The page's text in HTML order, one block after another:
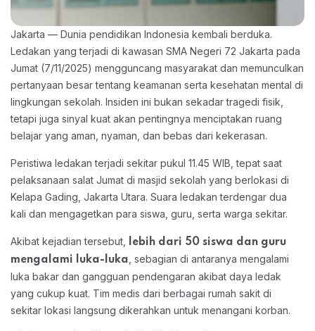
Jakarta — Dunia pendidikan Indonesia kembali berduka.
Ledakan yang terjadi di kawasan SMA Negeri 72 Jakarta pada
Jumat (7/11/2025) mengguncang masyarakat dan memunculkan
pertanyaan besar tentang keamanan serta kesehatan mental di
lingkungan sekolah. Insiden ini bukan sekadar tragedi fisik,
tetapi juga sinyal kuat akan pentingnya menciptakan ruang
belajar yang aman, nyaman, dan bebas dari kekerasan.
Peristiwa ledakan terjadi sekitar pukul 11.45 WIB, tepat saat
pelaksanaan salat Jumat di masjid sekolah yang berlokasi di
Kelapa Gading, Jakarta Utara. Suara ledakan terdengar dua
kali dan mengagetkan para siswa, guru, serta warga sekitar.
Akibat kejadian tersebut,
lebih dari 50 siswa dan guru
mengalami luka-luka , sebagian di antaranya mengalami
luka bakar dan gangguan pendengaran akibat daya ledak
yang cukup kuat. Tim medis dari berbagai rumah sakit di
sekitar lokasi langsung dikerahkan untuk menangani korban.